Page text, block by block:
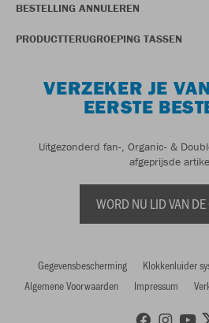
BESTELLING ANNULEREN
PRODUCTTERUGROEPING TASSEN
VERZEKER JE
EERSTE
Uitgezonderd fan-, Organic- &
afgeprijsde
WORD NU LID VAN
Gegevensbescherming Klokkenluider
Algemene Voorwaarden
Impressum